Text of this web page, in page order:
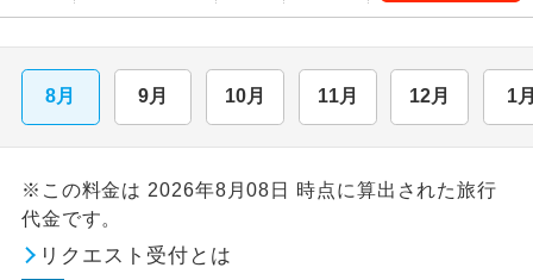
8月 9月 10月 11月 12月 1
※この料金は 2026年8月08日 時点に算出された旅行
代金です。
リクエスト受付とは